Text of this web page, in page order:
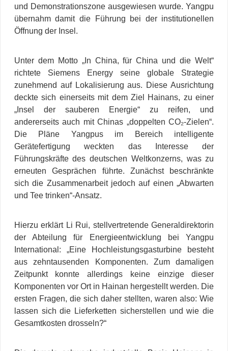
und Demonstrationszone ausgewiesen wurde. Yangpu
übernahm damit die Führung bei der institutionellen
Öffnung der Insel.
Unter dem Motto „In China, für China und die Welt“
richtete Siemens Energy seine globale Strategie
zunehmend auf Lokalisierung aus. Diese Ausrichtung
deckte sich einerseits mit dem Ziel Hainans, zu einer
„Insel der sauberen Energie“ zu reifen, und
andererseits auch mit Chinas „doppelten CO₂-Zielen“.
Die Pläne Yangpus im Bereich intelligente
Gerätefertigung weckten das Interesse der
Führungskräfte des deutschen Weltkonzerns, was zu
erneuten Gesprächen führte. Zunächst beschränkte
sich die Zusammenarbeit jedoch auf einen „Abwarten
und Tee trinken“-Ansatz.
Hierzu erklärt Li Rui, stellvertretende Generaldirektorin
der Abteilung für Energieentwicklung bei Yangpu
International: „Eine Hochleistungsgasturbine besteht
aus zehntausenden Komponenten. Zum damaligen
Zeitpunkt konnte allerdings keine einzige dieser
Komponenten vor Ort in Hainan hergestellt werden. Die
ersten Fragen, die sich daher stellten, waren also: Wie
lassen sich die Lieferketten sicherstellen und wie die
Gesamtkosten drosseln?“